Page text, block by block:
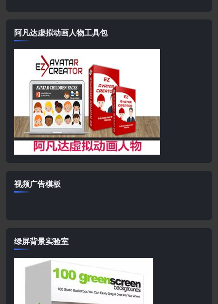
阿凡达虚拟动画人物工具包
视频广告模板
绿屏背景实验室